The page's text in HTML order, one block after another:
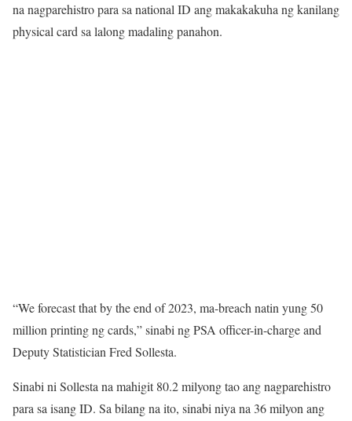
na nagparehistro para sa national ID ang makakakuha ng kanilang
physical card sa lalong madaling panahon.
“We forecast that by the end of 2023, ma-breach natin yung 50
million printing ng cards,” sinabi ng PSA officer-in-charge and
Deputy Statistician Fred Sollesta.
Sinabi ni Sollesta na mahigit 80.2 milyong tao ang nagparehistro
para sa isang ID. Sa bilang na ito, sinabi niya na 36 milyon ang